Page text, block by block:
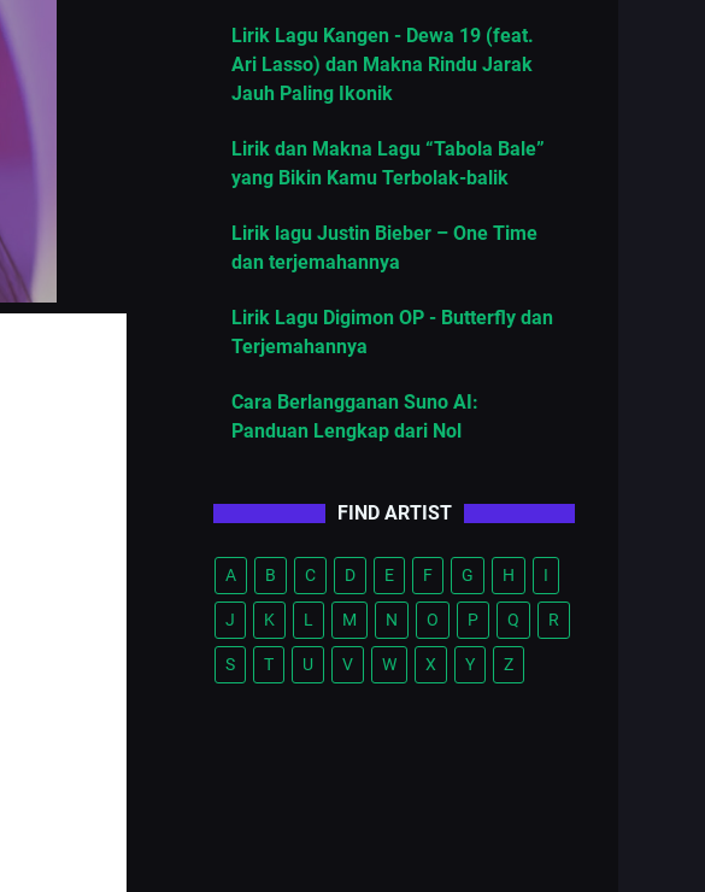
Lirik Lagu Kangen - Dewa 19 (feat.
Ari Lasso) dan Makna Rindu Jarak
Jauh Paling Ikonik
Lirik dan Makna Lagu “Tabola Bale”
yang Bikin Kamu Terbolak-balik
Lirik lagu Justin Bieber – One Time
dan terjemahannya
Lirik Lagu Digimon OP - Butterfly dan
Terjemahannya
Cara Berlangganan Suno AI:
Panduan Lengkap dari Nol
FIND ARTIST
A B C D E F G H I
J K L M N O P Q R
S T U V W X Y Z